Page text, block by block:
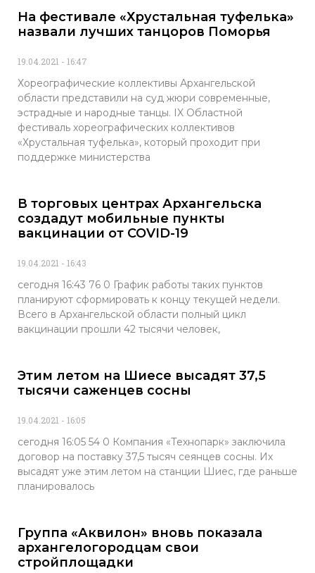
На фестивале «Хрустальная туфелька»
назвали лучших танцоров Поморья
19.04.2021 16:47
Хореографические коллективы Архангельской
области представили на суд жюри современные,
эстрадные и народные танцы. IX Областной
фестиваль хореографических коллективов
«Хрустальная туфелька», который проходит при
поддержке министерства
В торговых центрах Архангельска
создадут мобильные пункты
вакцинации от COVID-19
19.04.2021 16:43
сегодня 16:43 76 0 График работы таких пунктов
планируют сформировать к концу текущей недели.
Всего в Архангельской области полный цикл
вакцинации прошли 42 тысячи человек,
Этим летом на Шиесе высадят 37,5
тысячи саженцев сосны
19.04.2021 16:05
сегодня 16:05 54 0 Компания «Технопарк» заключила
договор на поставку 37,5 тысяч сеянцев сосны. Их
высадят уже этим летом на станции Шиес, где раньше
планировалось
Группа «Аквилон» вновь показала
архангелогородцам свои
стройплощадки